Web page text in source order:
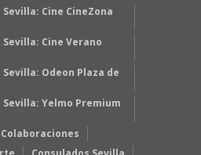
Cine CineZona
Cine Verano
Odeon Plaza de
Yelmo Premium
Colaboraciones